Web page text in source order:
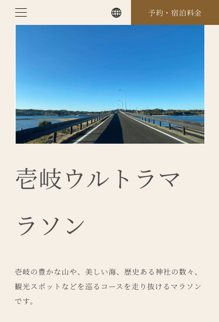
Skip
予約・宿泊料金
壱岐ウルトラマ
ラソン
壱岐の豊かな山や、美しい海、歴史ある神社の数々、
観光スポットなどを巡るコースを走り抜けるマラソン
です。